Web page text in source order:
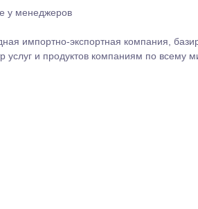
у менеджеров
импортно-экспортная компания,
и продуктов компаниям по всему